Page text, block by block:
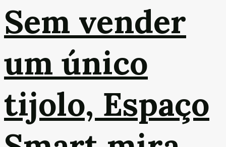
Sem vender
um único
tijolo, Espaço